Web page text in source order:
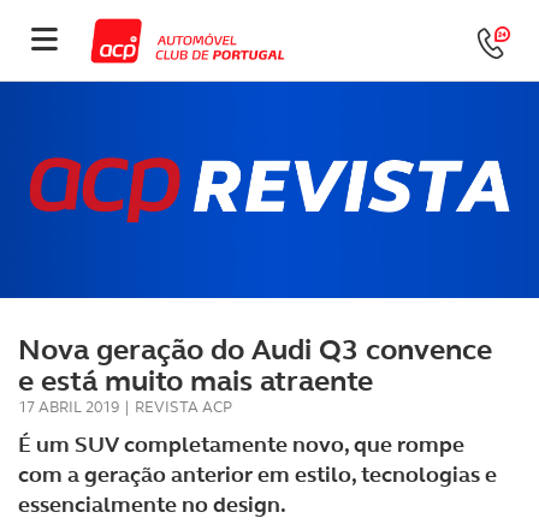
Nova geração do Audi Q3 convence
e está muito mais atraente
17 ABRIL 2019 | REVISTA ACP
É um SUV completamente novo, que rompe
com a geração anterior em estilo, tecnologias e
essencialmente no design.